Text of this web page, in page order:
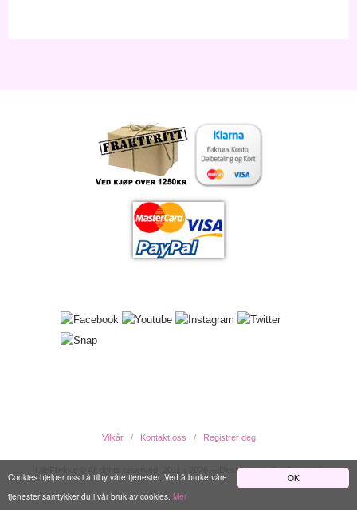
OK
Cookies hjelper oss i å tilby våre tjenester. Ved å bruke våre
tjenester samtykker du i vår bruk av cookies. Mer
Vilkår Kontakt oss Registrer deg
LilleFrekke © All rights reserved. 2011 - 2026 -- Designed by EwcDesign ®